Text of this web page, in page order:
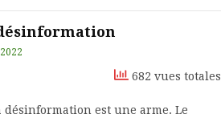
682 vues totales
désinformation est une arme. Le